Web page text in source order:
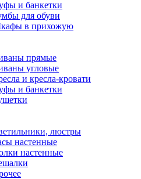
и банкетки
для обуви
в прихожую
прямые
угловые
и кресла-кровати
и банкетки
люстры
настенные
настенные